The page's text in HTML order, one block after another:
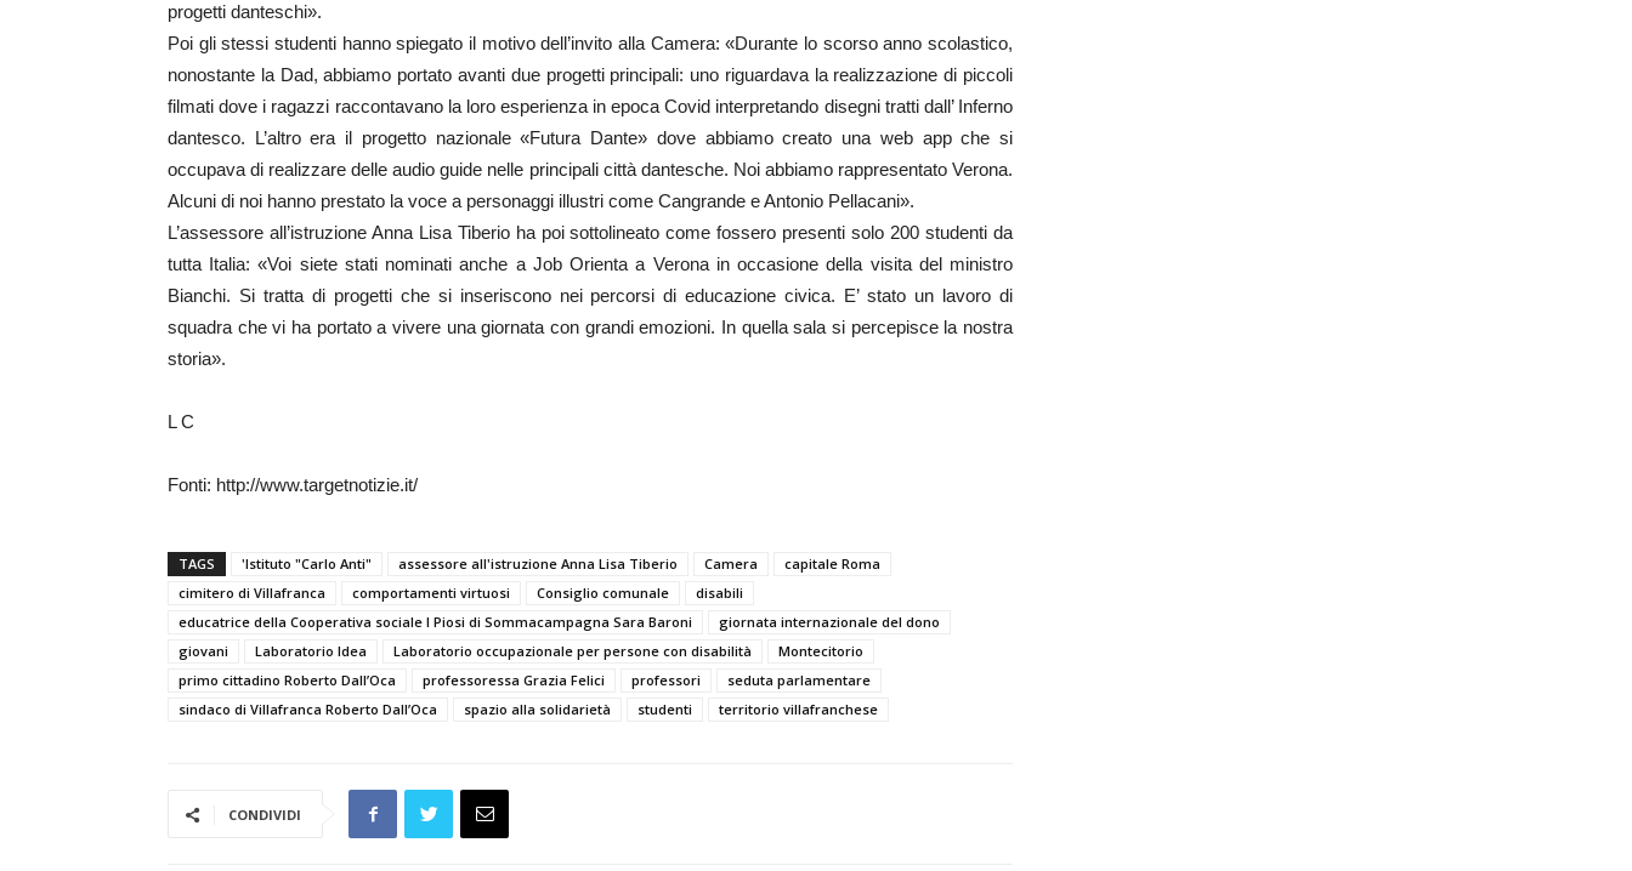
progetti danteschi».
Poi gli stessi studenti hanno spiegato il motivo dell’invito alla Camera: «Durante lo scorso anno scolastico,
nonostante la Dad, abbiamo portato avanti due progetti principali: uno riguardava la realizzazione di piccoli
filmati dove i ragazzi raccontavano la loro esperienza in epoca Covid interpretando disegni tratti dall’ Inferno
dantesco. L’altro era il progetto nazionale «Futura Dante» dove abbiamo creato una web app che si
occupava di realizzare delle audio guide nelle principali città dantesche. Noi abbiamo rappresentato Verona.
Alcuni di noi hanno prestato la voce a personaggi illustri come Cangrande e Antonio Pellacani».
L’assessore all’istruzione Anna Lisa Tiberio ha poi sottolineato come fossero presenti solo 200 studenti da
tutta Italia: «Voi siete stati nominati anche a Job Orienta a Verona in occasione della visita del ministro
Bianchi. Si tratta di progetti che si inseriscono nei percorsi di educazione civica. E’ stato un lavoro di
squadra che vi ha portato a vivere una giornata con grandi emozioni. In quella sala si percepisce la nostra
storia».
L C
Fonti: http://www.targetnotizie.it/
TAGS 'Istituto "Carlo Anti" assessore all'istruzione Anna Lisa Tiberio Camera
capitale Roma
cimitero di Villafranca
comportamenti virtuosi Consiglio comunale
disabili
educatrice della Cooperativa sociale I Piosi di Sommacampagna Sara Baroni
giornata internazionale del dono
giovani
Laboratorio Idea Laboratorio occupazionale per persone con disabilità
Montecitorio
primo cittadino Roberto Dall’Oca
professoressa Grazia Felici professori
seduta parlamentare
sindaco di Villafranca Roberto Dall’Oca
spazio alla solidarietà studenti territorio villafranchese
CONDIVIDI